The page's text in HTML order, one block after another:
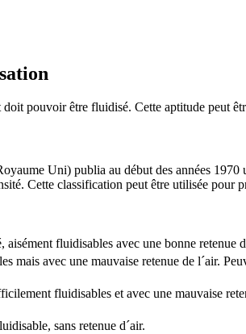
pouvoir être fluidisé. Cette aptitude peut
Uni) publia au début des années
Cette classification peut être utilisée pour
fluidisables avec une bonne retenue
mais avec une mauvaise retenue de l´air.
fluidisables et avec une mauvaise
sans retenue d´air.